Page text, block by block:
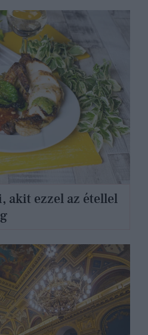
akit ezzel az étellel